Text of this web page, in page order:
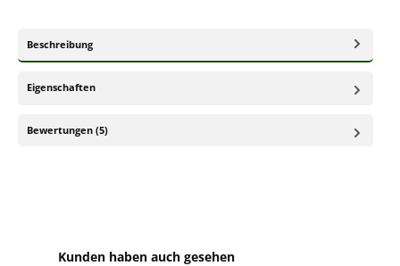
Beschreibung
Eigenschaften
Bewertungen (5)
Produktgalerie überspringen
Kunden haben auch gesehen